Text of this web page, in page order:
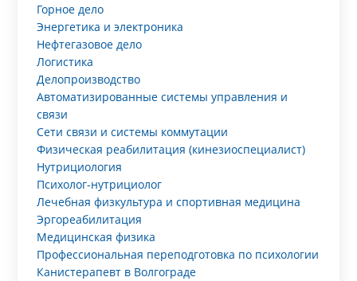
Горное дело
Энергетика и электроника
Нефтегазовое дело
Логистика
Делопроизводство
Автоматизированные системы управления и
связи
Сети связи и системы коммутации
Физическая реабилитация (кинезиоспециалист)
Нутрициология
Психолог-нутрициолог
Лечебная физкультура и спортивная медицина
Эргореабилитация
Медицинская физика
Профессиональная переподготовка по психологии
Канистерапевт в Волгограде